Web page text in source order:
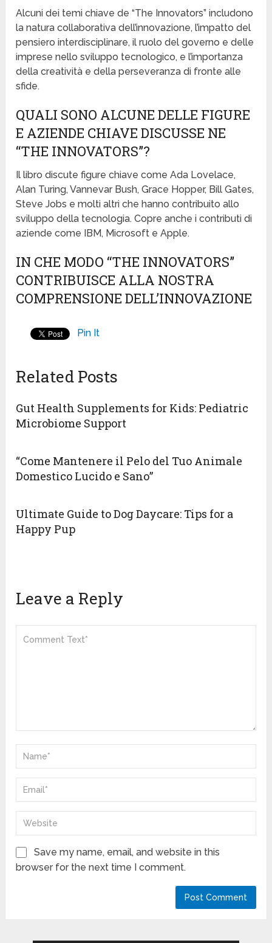
Alcuni dei temi chiave de “The Innovators” includono
la natura collaborativa dell’innovazione, l’impatto del
pensiero interdisciplinare, il ruolo del governo e delle
imprese nello sviluppo tecnologico, e l’importanza
della creatività e della perseveranza di fronte alle
sfide.
QUALI SONO ALCUNE DELLE FIGURE
E AZIENDE CHIAVE DISCUSSE NE
“THE INNOVATORS”?
Il libro discute figure chiave come Ada Lovelace,
Alan Turing, Vannevar Bush, Grace Hopper, Bill Gates,
Steve Jobs e molti altri che hanno contribuito allo
sviluppo della tecnologia. Copre anche i contributi di
aziende come IBM, Microsoft e Apple.
IN CHE MODO “THE INNOVATORS”
CONTRIBUISCE ALLA NOSTRA
COMPRENSIONE DELL’INNOVAZIONE
Pin It
Related Posts
Gut Health Supplements for Kids: Pediatric
Microbiome Support
“Come Mantenere il Pelo del Tuo Animale
Domestico Lucido e Sano”
Ultimate Guide to Dog Daycare: Tips for a
Happy Pup
Leave a Reply
Save my name, email, and website in this
browser for the next time I comment.